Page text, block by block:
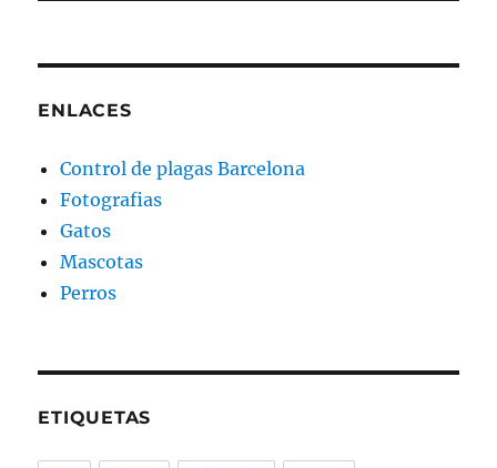
ENLACES
Control de plagas Barcelona
Fotografias
Gatos
Mascotas
Perros
ETIQUETAS